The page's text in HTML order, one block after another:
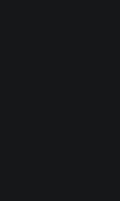
und
und